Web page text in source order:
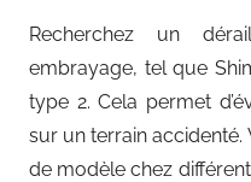
Recherchez un
embrayage, tel que
type 2. Cela permet
sur un terrain
de modèle chez